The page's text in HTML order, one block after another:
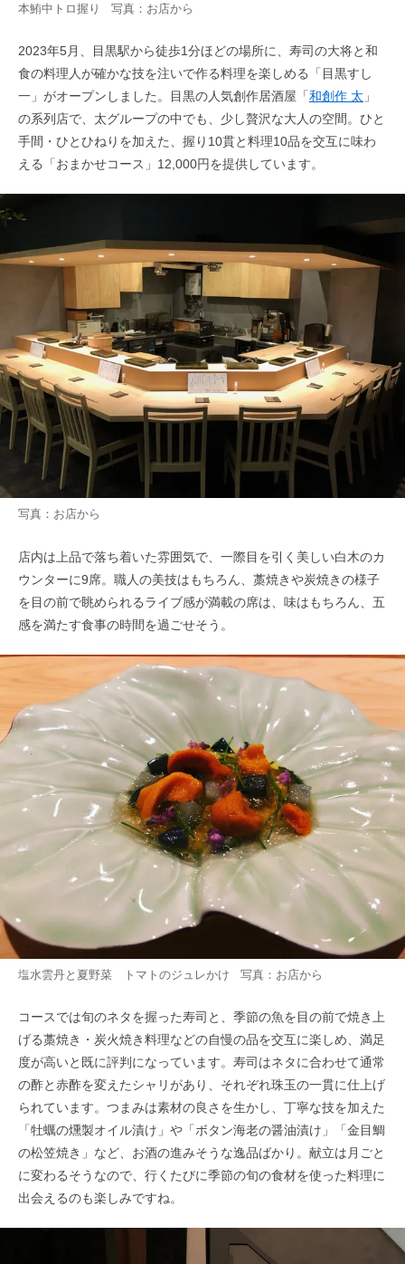
本鮪中トロ握り 写真：お店から
2023年5月、目黒駅から徒歩1分ほどの場所に、寿司の大将と和
食の料理人が確かな技を注いで作る料理を楽しめる「目黒すし
一」がオープンしました。目黒の人気創作居酒屋「和創作 太 」
の系列店で、太グループの中でも、少し贅沢な大人の空間。ひと
手間・ひとひねりを加えた、握り10貫と料理10品を交互に味わ
える「おまかせコース」12,000円を提供しています。
写真：お店から
店内は上品で落ち着いた雰囲気で、一際目を引く美しい白木のカ
ウンターに9席。職人の美技はもちろん、藁焼きや炭焼きの様子
を目の前で眺められるライブ感が満載の席は、味はもちろん、五
感を満たす食事の時間を過ごせそう。
塩水雲丹と夏野菜 トマトのジュレかけ 写真：お店から
コースでは旬のネタを握った寿司と、季節の魚を目の前で焼き上
げる藁焼き・炭火焼き料理などの自慢の品を交互に楽しめ、満足
度が高いと既に評判になっています。寿司はネタに合わせて通常
の酢と赤酢を変えたシャリがあり、それぞれ珠玉の一貫に仕上げ
られています。つまみは素材の良さを生かし、丁寧な技を加えた
「牡蠣の燻製オイル漬け」や「ボタン海老の醤油漬け」「金目鯛
の松笠焼き」など、お酒の進みそうな逸品ばかり。献立は月ごと
に変わるそうなので、行くたびに季節の旬の食材を使った料理に
出会えるのも楽しみですね。